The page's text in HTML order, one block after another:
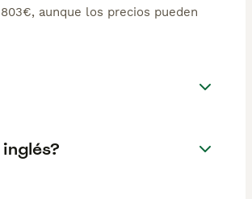
aunque los precios pueden